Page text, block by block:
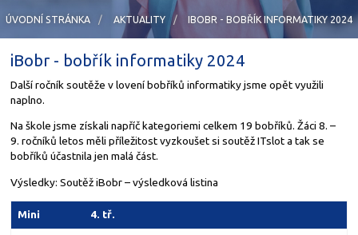
ÚVODNÍ STRÁNKA AKTUALITY IBOBR - BOBŘÍK INFORMATIKY 2024
iBobr - bobřík informatiky 2024
Další ročník soutěže v lovení bobříků informatiky jsme opět využili
naplno.
Na škole jsme získali napříč kategoriemi celkem 19 bobříků. Žáci 8. –
9. ročníků letos měli příležitost vyzkoušet si soutěž ITslot a tak se
bobříků účastnila jen malá část.
Výsledky: Soutěž iBobr – výsledková listina
Mini 4. tř.